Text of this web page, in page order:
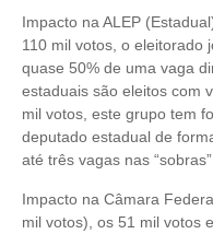
Impacto na ALEP
110 mil votos, o eleitorado
quase 50% de uma vaga
estaduais são eleitos com
mil votos, este grupo tem
deputado estadual de
até três vagas nas
Impacto na Câmara
mil votos), os 51 mil votos